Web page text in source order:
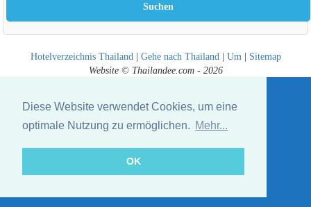
Diese Website verwendet Cookies, um eine
optimale Nutzung zu ermöglichen. Mehr...
OK
Hotelverzeichnis Thailand | Gehe nach Thailand | Um | Sitemap
Website © Thailandee.com - 2026